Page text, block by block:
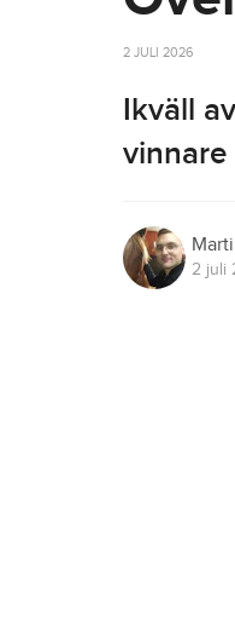
2 JULI 2026
Ikväll
vinnare
2 juli